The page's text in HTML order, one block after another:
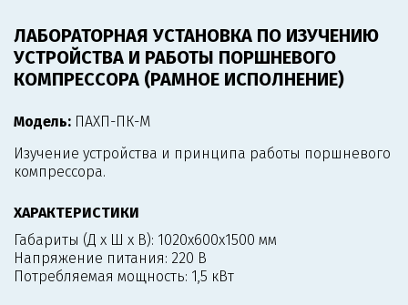
ЛАБОРАТОРНАЯ УСТАНОВКА ПО ИЗУЧЕНИЮ
УСТРОЙСТВА И РАБОТЫ ПОРШНЕВОГО
КОМПРЕССОРА (РАМНОЕ ИСПОЛНЕНИЕ)
Модель: ПАХП-ПК-М
Изучение устройства и принципа работы поршневого
компрессора.
ХАРАКТЕРИСТИКИ
Габариты (Д х Ш х В): 1020x600x1500 мм
Напряжение питания: 220 В
Потребляемая мощность: 1,5 кВт